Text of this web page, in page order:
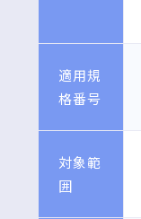
適用規
格番号
対象範
囲